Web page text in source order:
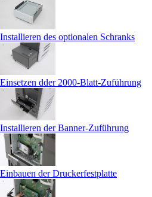
Installieren des optionalen Schranks
Einsetzen dder 2000-Blatt-Zuführung
Installieren der Banner-Zuführung
Einbauen der Druckerfestplatte